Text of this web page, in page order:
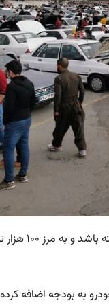
یک کارشناس بازار
به بودجه اضافه